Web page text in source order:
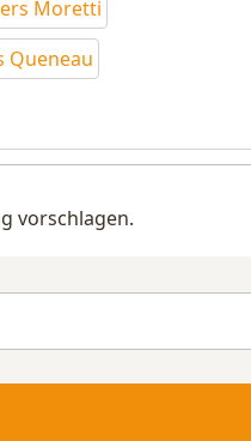
Moretti
Queneau
vorschlagen.